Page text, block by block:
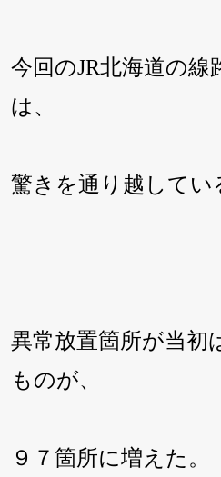
今回のJR北海道の線
は、
驚きを通り越してい
異常放置箇所が当初
ものが、
９７箇所に増えた。